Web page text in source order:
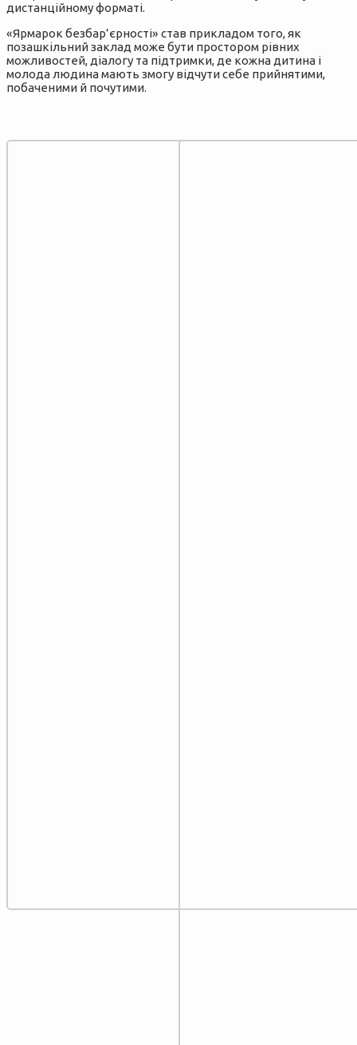
дистанційному форматі.
«Ярмарок безбар’єрності» став прикладом того, як
позашкільний заклад може бути простором рівних
можливостей, діалогу та підтримки, де кожна дитина і
молода людина мають змогу відчути себе прийнятими,
побаченими й почутими.